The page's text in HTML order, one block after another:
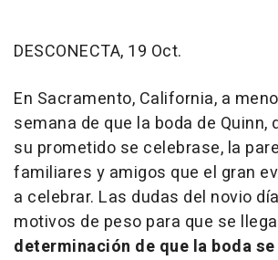
DESCONECTA, 19 Oct.
En Sacramento, California, a
semana de que la boda de Quinn,
su prometido se celebrase, la
familiares y amigos que el gran
a celebrar. Las dudas del novio
motivos de peso para que se
determinación de que la boda